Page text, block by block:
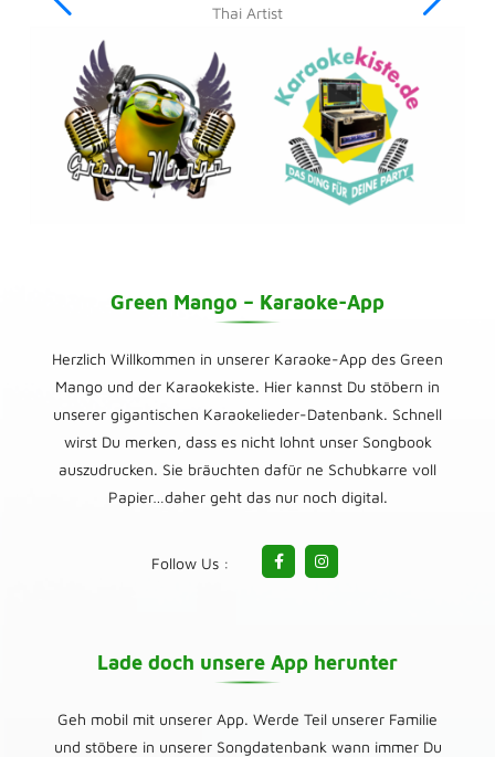
Thai Artist
Green Mango – Karaoke-App
Herzlich Willkommen in unserer Karaoke-App des Green
Mango und der Karaokekiste. Hier kannst Du stöbern in
unserer gigantischen Karaokelieder-Datenbank. Schnell
wirst Du merken, dass es nicht lohnt unser Songbook
auszudrucken. Sie bräuchten dafür ne Schubkarre voll
Papier…daher geht das nur noch digital.
Follow Us :
Lade doch unsere App herunter
Geh mobil mit unserer App. Werde Teil unserer Familie
und stöbere in unserer Songdatenbank wann immer Du